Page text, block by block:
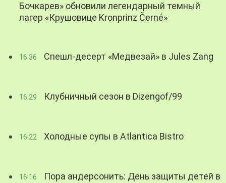
Бочкарев» обновили легендарный темный
лагер «Крушовице Kronprinz Černé»
16:36 Спешл-десерт «Медвезай» в Jules Zang
16:29 Клубничный сезон в Dizengof/99
16:22 Холодные супы в Atlantica Bistro
16:16
Пора андерсонить: День защиты детей в